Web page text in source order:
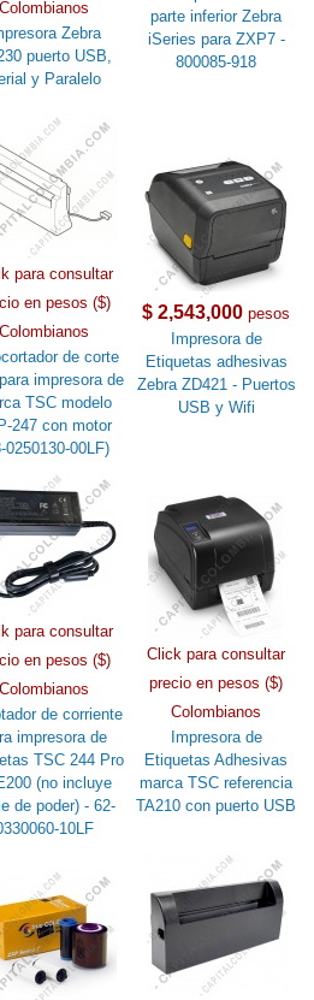
Colombianos
Zebra
puerto USB,
y Paralelo
parte inferior Zebra
iSeries para ZXP7 -
800085-918
para consultar
en pesos ($)
Colombianos
de corte
impresora de
TSC modelo
247 con motor
0250130-00LF)
$ 2,543,000 pesos
Impresora de
Etiquetas adhesivas
Zebra ZD421 - Puertos
USB y Wifi
para consultar
en pesos ($)
Colombianos
de corriente
impresora de
TSC 244 Pro
(no incluye
de poder) - 62-
10LF
Click para consultar
precio en pesos ($)
Colombianos
Impresora de
Etiquetas Adhesivas
marca TSC referencia
TA210 con puerto USB